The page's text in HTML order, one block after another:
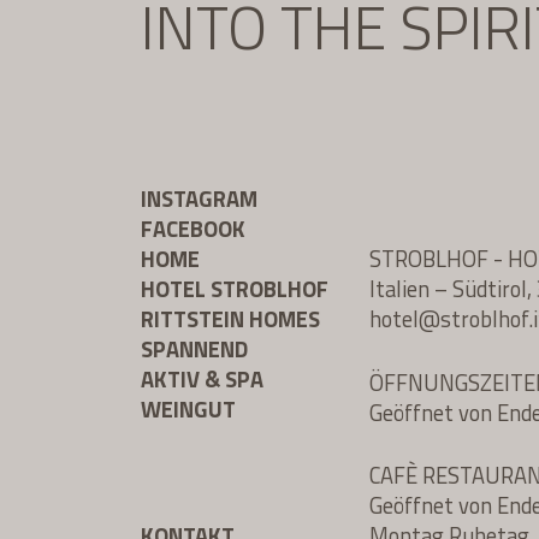
INTO THE
INSTAGRAM
FACEBOOK
HOME
HOTEL STROBLHOF
RITTSTEIN HOMES
SPANNEND
AKTIV & SPA
WEINGUT
STROBLHOF -
Italien – Südtirol,
hotel@
Geöffnet von
CAFÈ
Geöffnet von